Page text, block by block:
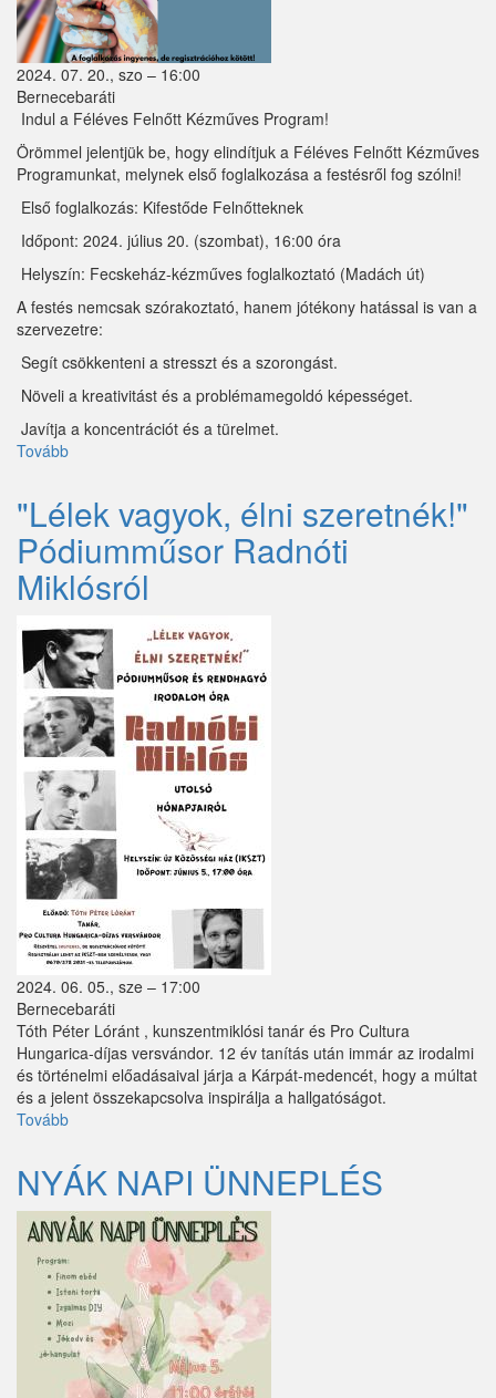
2024. 07. 20., szo – 16:00
Bernecebaráti
Indul a Féléves Felnőtt Kézműves Program!
Örömmel jelentjük be, hogy elindítjuk a Féléves Felnőtt Kézműves
Programunkat, melynek első foglalkozása a festésről fog szólni!
Első foglalkozás: Kifestőde Felnőtteknek
Időpont: 2024. július 20. (szombat), 16:00 óra
Helyszín: Fecskeház-kézműves foglalkoztató (Madách út)
A festés nemcsak szórakoztató, hanem jótékony hatással is van a
szervezetre:
Segít csökkenteni a stresszt és a szorongást.
Növeli a kreativitást és a problémamegoldó képességet.
Javítja a koncentrációt és a türelmet.
Tovább
"Lélek vagyok, élni szeretnék!"
Pódiumműsor Radnóti
Miklósról
2024. 06. 05., sze – 17:00
Bernecebaráti
Tóth Péter Lóránt , kunszentmiklósi tanár és Pro Cultura
Hungarica-díjas versvándor. 12 év tanítás után immár az irodalmi
és történelmi előadásaival járja a Kárpát-medencét, hogy a múltat
és a jelent összekapcsolva inspirálja a hallgatóságot.
Tovább
élni
szeretnék!"
Pódiumműsor
Radnóti
Miklósról)
NYÁK NAPI ÜNNEPLÉS